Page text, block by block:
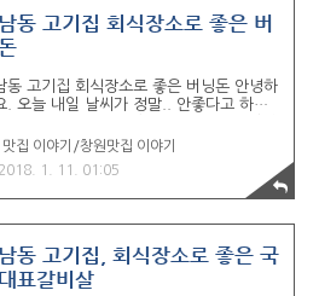
습니다. 영업시간은 오전11시 30분부터
0시까지. 점심특선 메뉴있구요. 휴일은
셋째 일요일입니다. 음 갈비집에 찬이 참
소스들어간 녀석과 샐러드도 굿. 묵채도잘
습니다. 흐흐. 고기 나오기 기다리는동안
동 고기집 회식장소로 좋은 버
동 고기집 회식장소로 좋은 버닝돈 안녕하
. 오늘 내일 날씨가 정말.. 안좋다고 하는
서 알아주는 고기집 한 곳 소개해드리겠습
. 회식장소 찾는분들도 많은 상남동, 술집
많고.. 가게가 자주 바뀌는 곳중 한곳인데
고기 맛 하나로 오랜기간 버텨온곳입니
, 삼세판 ~ 부위별로 추가가 가능하구요.
비까지 따져도 아주 괜찮은 가격대. ^^ 한
소규모 회식 하시는분들 계셧고 반대편에
맛집 이야기/창원맛집 이야기
2018. 1. 11. 01:05
동 고기집, 회식장소로 좋은 국
표갈비살